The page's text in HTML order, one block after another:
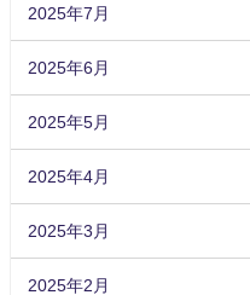
2025年7月
2025年6月
2025年5月
2025年4月
2025年3月
2025年2月